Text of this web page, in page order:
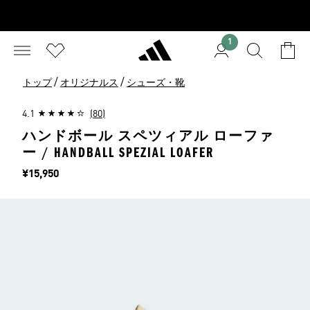
1
トップ / オリジナルス / シューズ・靴
4.1 (80)
ハンドボール スペツィアル ローファ
ー / HANDBALL SPEZIAL LOAFER
価格
¥15,950